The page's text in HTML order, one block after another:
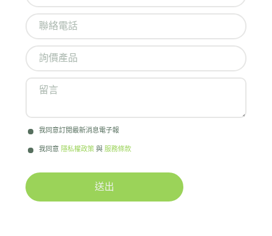
我同意訂閱最新消息電子報
我同意 隱私權政策與服務條款